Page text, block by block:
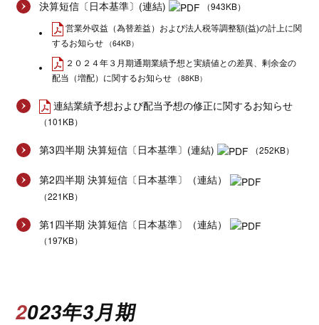
決算短信〔日本基準〕(連結)
（943KB）
営業外収益（為替差益）および法人税等調整額(益)の計上に関
するお知らせ
（64KB）
２０２４年３月期通期業績予想と実績値との差異、剰余金の
配当（増配）に関するお知らせ
（88KB）
連結業績予想および配当予想の修正に関するお知らせ
（101KB）
第3四半期 決算短信〔日本基準〕(連結) （252KB）
第2四半期 決算短信〔日本基準〕（連結）
（221KB）
第1四半期 決算短信〔日本基準〕（連結）
（197KB）
2023年3月期